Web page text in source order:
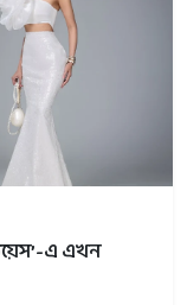
এ এখন